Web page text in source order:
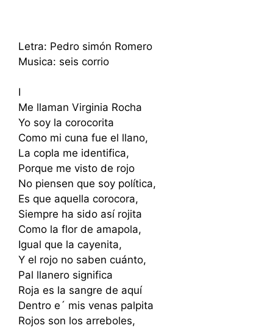
Letra: Pedro simón Romero
Musica: seis corrio
I
Me llaman Virginia Rocha
Yo soy la corocorita
Como mi cuna fue el llano,
La copla me identifica,
Porque me visto de rojo
No piensen que soy política,
Es que aquella corocora,
Siempre ha sido así rojita
Como la flor de amapola,
Igual que la cayenita,
Y el rojo no saben cuánto,
Pal llanero significa
Roja es la sangre de aquí
Dentro e´ mis venas palpita
Rojos son los arreboles,